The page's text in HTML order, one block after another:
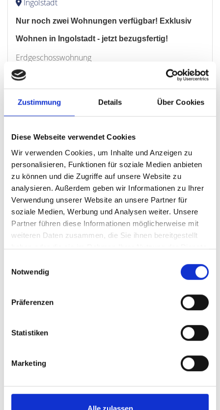
Zustimmung Details Über Cookies
Diese Webseite verwendet Cookies
Wir verwenden Cookies, um Inhalte und Anzeigen zu
personalisieren, Funktionen für soziale Medien anbieten
zu können und die Zugriffe auf unsere Website zu
analysieren. Außerdem geben wir Informationen zu Ihrer
Verwendung unserer Website an unsere Partner für
soziale Medien, Werbung und Analysen weiter. Unsere
Partner führen diese Informationen möglicherweise mit
weiteren Daten zusammen, die Sie ihnen bereitgestellt
haben oder die sie im Rahmen Ihrer Nutzung der Dienste
Notwendig
Präferenzen
Statistiken
Marketing
Ingolstadt
Nur noch zwei Wohnungen verfügbar! Exklusiv
Wohnen in Ingolstadt - jetzt bezugsfertig!
Erdgeschosswohnung
469.000,- €
Ingolstadt
Nur noch zwei Wohnungen verfügbar! Exklusive
Erdgeschosswohnung
WOHNFLÄCHE
Burgthann Taufkirchen Erlangen Schwarzenbruck
München / Milbertshofen-Am Hart